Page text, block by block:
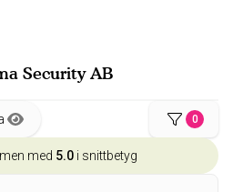
Security AB
0
med 5.0 i snittbetyg